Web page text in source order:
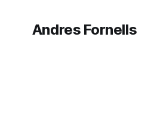
Andres Fornells